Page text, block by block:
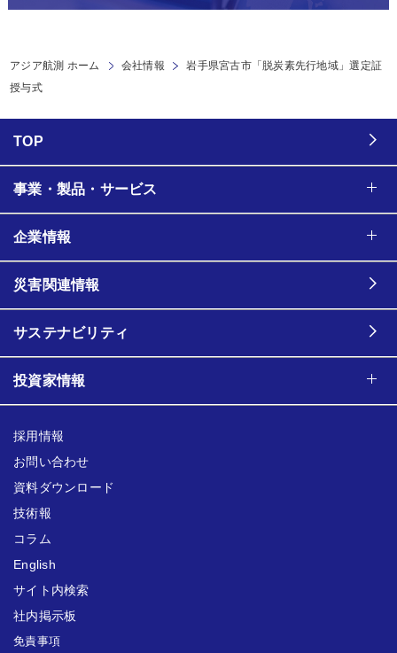
アジア航測 ホーム 会社情報
岩手県宮古市「脱炭素先行地域」選定証
授与式
TOP
事業・製品・サービス
企業情報
災害関連情報
サステナビリティ
投資家情報
採用情報
お問い合わせ
資料ダウンロード
技術報
コラム
English
サイト内検索
社内掲示板
免責事項